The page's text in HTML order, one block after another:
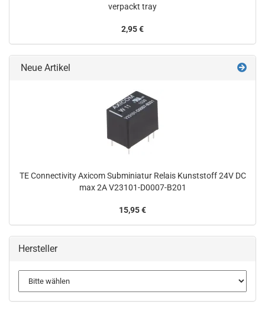
verpackt tray
2,95 €
Neue Artikel
TE Connectivity Axicom Subminiatur Relais Kunststoff 24V DC
max 2A V23101-D0007-B201
15,95 €
Hersteller